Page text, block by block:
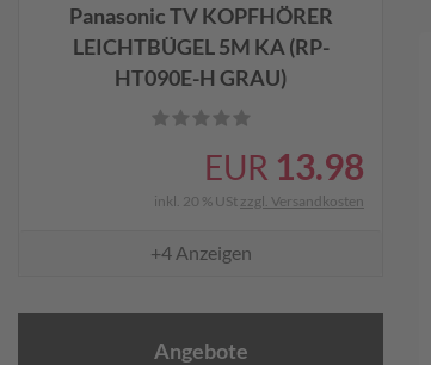
Panasonic TV KOPFHÖRER
LEICHTBÜGEL 5M KA (RP-
HT090E-H GRAU)
EUR 13.98
inkl. 20 % USt zzgl. Versandkosten
+4Anzeigen
Angebote